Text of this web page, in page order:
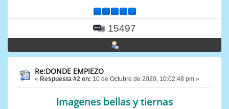
15497
Re:DONDE EMPIEZO
« Respuesta #2 en: 10 de Octubre de 2020, 10:02:48 pm »
Imagenes bellas y tiernas